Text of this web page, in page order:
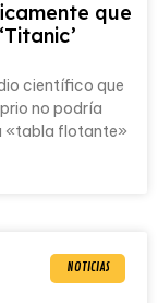
que
científico que
no podría
«tabla flotante»
NOTICIAS